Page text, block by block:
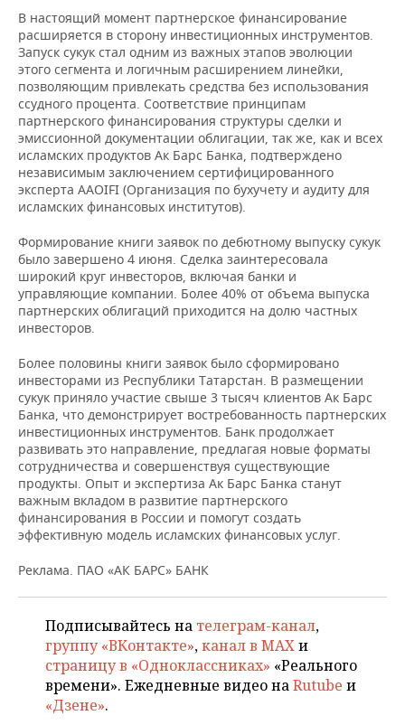
КИБЕРСПОРТ
ФИГУРНОЕ КАТАНИЕ
ВОДНЫЕ ВИДЫ СПОРТА
ХОККЕЙ С МЯЧОМ
КУЛЬТУРА
МЕДИЦИНА
ОБРАЗОВАНИЕ
ПРОИСШЕСТВИЯ
СПИСОК КОМПАНИЙ
В настоящий момент партнерское финансирование
расширяется в сторону инвестиционных инструментов.
Запуск сукук стал одним из важных этапов эволюции
этого сегмента и логичным расширением линейки,
позволяющим привлекать средства без использования
ссудного процента. Соответствие принципам
партнерского финансирования структуры сделки и
эмиссионной документации облигации, так же, как и всех
исламских продуктов Ак Барс Банка, подтверждено
независимым заключением сертифицированного
эксперта AAOIFI (Организация по бухучету и аудиту для
исламских финансовых институтов).
Формирование книги заявок по дебютному выпуску сукук
было завершено 4 июня. Сделка заинтересовала
широкий круг инвесторов, включая банки и
управляющие компании. Более 40% от объема выпуска
партнерских облигаций приходится на долю частных
инвесторов.
Более половины книги заявок было сформировано
инвесторами из Республики Татарстан. В размещении
сукук приняло участие свыше 3 тысяч клиентов Ак Барс
Банка, что демонстрирует востребованность партнерских
инвестиционных инструментов. Банк продолжает
развивать это направление, предлагая новые форматы
сотрудничества и совершенствуя существующие
продукты. Опыт и экспертиза Ак Барс Банка станут
важным вкладом в развитие партнерского
финансирования в России и помогут создать
эффективную модель исламских финансовых услуг.
Реклама. ПАО «АК БАРС» БАНК
Подписывайтесь на телеграм-канал,
группу «ВКонтакте»,канал в MAXи
страницу в «Одноклассниках» «Реального
времени». Ежедневные видео наRutube и
«Дзене».